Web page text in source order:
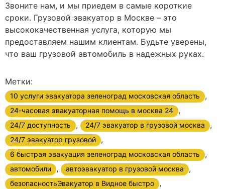
Звоните нам, и мы приедем в самые короткие
сроки. Грузовой эвакуатор в Москве – это
высококачественная услуга, которую мы
предоставляем нашим клиентам. Будьте уверены,
что ваш грузовой автомобиль в надежных руках.
Метки:
10 услуги эвакуатора зеленоград московская область ,
24-часовая эвакуаторная помощь в москва 24 ,
24/7 доступность , 24/7 эвакуатор в грузовой москва ,
24/7 эвакуатор грузовой ,
6 быстрая эвакуация зеленоград московская область ,
автомобили , автоэвакуатор в грузовой москва ,
безопасностьЭвакуатор в Видное быстро ,